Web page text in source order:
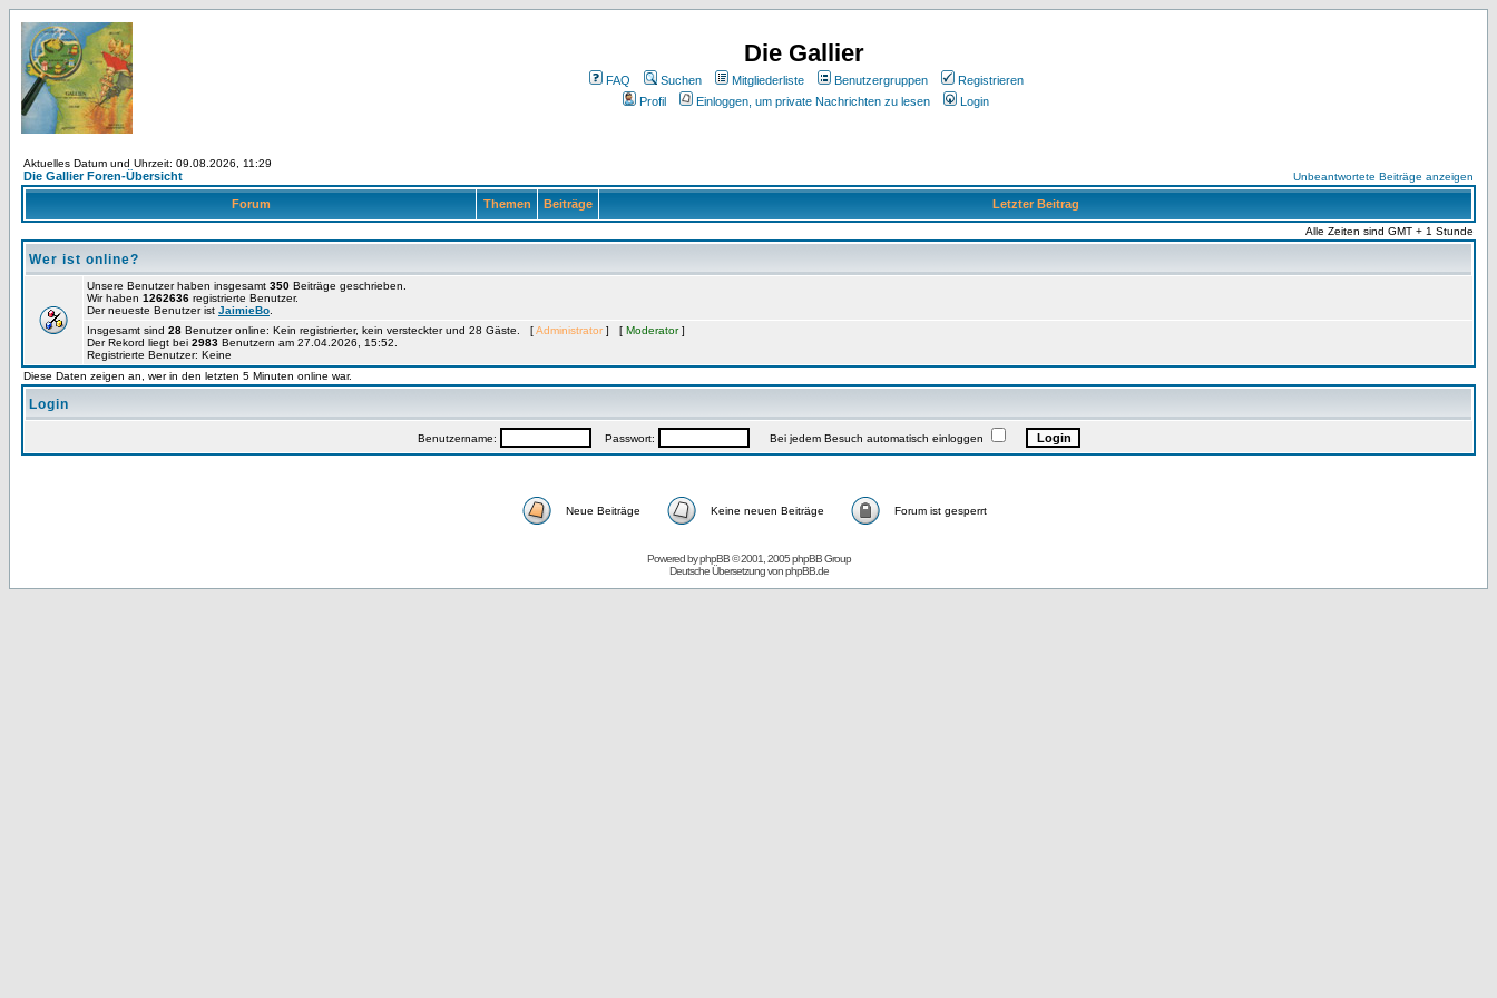
Die Gallier
FAQ Suchen Mitgliederliste Benutzergruppen
Registrieren
Profil
Einloggen, um private Nachrichten zu lesen Login
Aktuelles Datum und Uhrzeit: 09.08.2026, 11:29
Die Gallier Foren-Übersicht Unbeantwortete Beiträge anzeigen
Forum Themen Beiträge Letzter Beitrag
Alle Zeiten sind GMT + 1 Stunde
Wer ist online?
Unsere Benutzer haben insgesamt 350 Beiträge geschrieben.
Wir haben 1262636 registrierte Benutzer.
Der neueste Benutzer ist JaimieBo
Insgesamt sind 28 Benutzer online: Kein registrierter, kein versteckter und 28 Gäste. [Administrator ] [ Moderator]
Der Rekord liegt bei 2983 Benutzern am 27.04.2026, 15:52.
Registrierte Benutzer: Keine
Diese Daten zeigen an, wer in den letzten 5 Minuten online war.
Login
Benutzername: Passwort: Bei jedem Besuch automatisch einloggen
Neue Beiträge Keine neuen Beiträge Forum ist gesperrt
Powered byphpBB© 2001, 2005 phpBB Group
Deutsche Übersetzung vonphpBB.de